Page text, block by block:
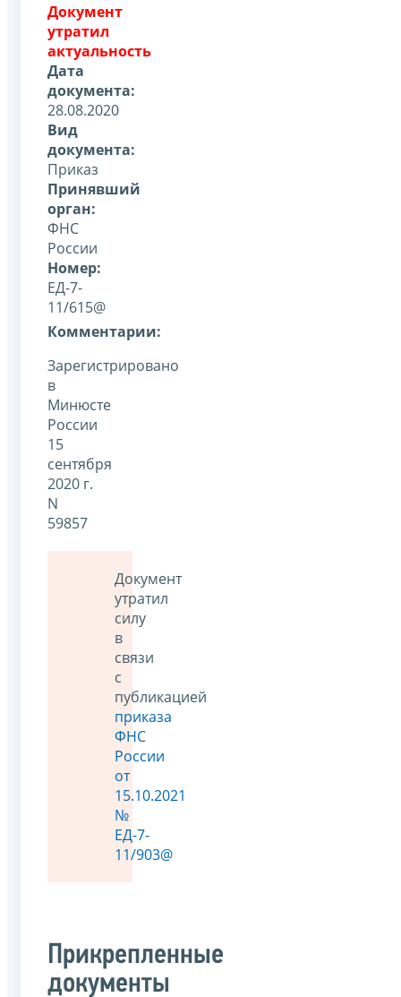
Документ
утратил
актуальность
Дата
документа:
28.08.2020
Вид
документа:
Приказ
Принявший
орган:
ФНС
России
Номер:
ЕД-7-
11/615@
Комментарии:
Зарегистрировано
в
Минюсте
России
15
сентября
2020 г.
N
59857
Документ
утратил
силу
в
связи
с
публикацией
приказа
ФНС
России
от
15.10.2021
№
ЕД-7-
11/903@
Прикрепленные
документы